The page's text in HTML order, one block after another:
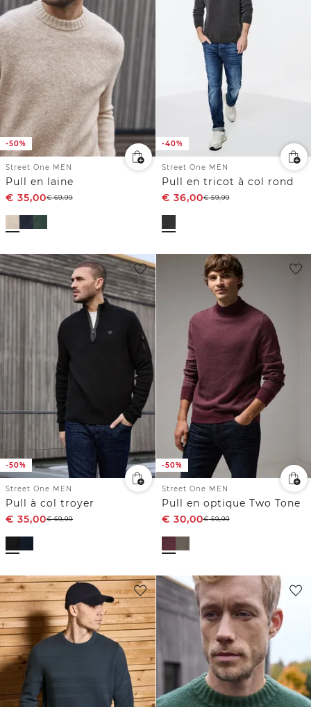
-50%
Street One MEN
Pull en laine
€ 35,00€69,99
-40%
Street One MEN
Pull en tricot à col rond
€ 36,00€59,99
-50%
Street One MEN
Pull à col troyer
€ 35,00€69,99
-50%
Street One MEN
Pull en optique Two Tone
€ 30,00€59,99